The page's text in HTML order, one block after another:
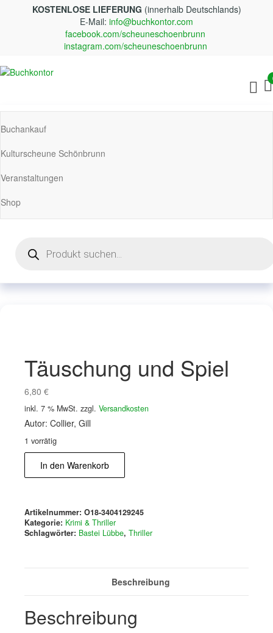
KOSTENLOSE LIEFERUNG (innerhalb Deutschlands)
E-Mail: info@buchkontor.com
facebook.com/scheuneschoenbrunn
instagram.com/scheuneschoenbrunn
Buchankauf
Kulturscheune Schönbrunn
Veranstaltungen
Shop
search
Täuschung und Spiel
6,80 €
inkl. 7 % MwSt. zzgl. Versandkosten
Autor: Collier, Gill
1 vorrätig
In den Warenkorb
Artikelnummer: O18-3404129245
Kategorie: Krimi & Thriller
Schlagwörter: Bastei Lübbe, Thriller
Beschreibung
Beschreibung